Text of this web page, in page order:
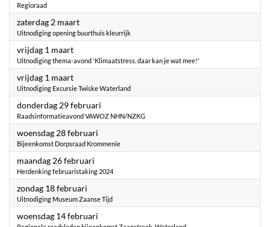
Regioraad
zaterdag 2 maart2024
Uitnodiging opening buurthuis kleurrijk
vrijdag 1 maart2024
Uitnodiging thema-avond 'Klimaatstress, daar kan je wat mee!'
vrijdag 1 maart2024
Uitnodiging Excursie Twiske Waterland
donderdag 29 februari
Raadsinformatieavond VAWOZ NHN/NZKG
woensdag 28 februari
Bijeenkomst Dorpsraad Krommenie
maandag 26 februari
Herdenking februaristaking 2024
zondag 18 februari
Uitnodiging Museum Zaanse Tijd
woensdag 14 februari